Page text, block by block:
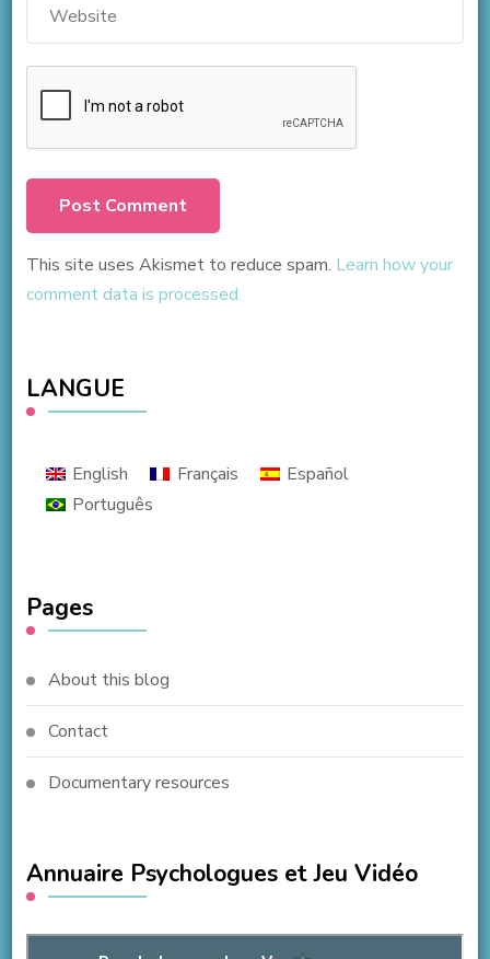
This site uses Akismet to reduce spam. Learn how your
comment data is processed.
LANGUE
English Français
Español
Português
Pages
About this blog
Contact
Documentary resources
Annuaire Psychologues et Jeu Vidéo